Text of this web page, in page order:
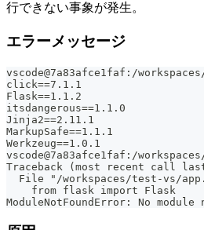
行できない事象が発生。
エラーメッセージ
vscode@7a83afce1faf:/
click==7.1.1
Flask==1.1.2
itsdangerous==1.1.0
Jinja2==2.11.1
MarkupSafe==1.1.1
Werkzeug==1.0.1
vscode@7a83afce1faf:/
Traceback (most recent call
File "/workspaces/test-vs/
    from flask import Flask
ModuleNotFoundError: No